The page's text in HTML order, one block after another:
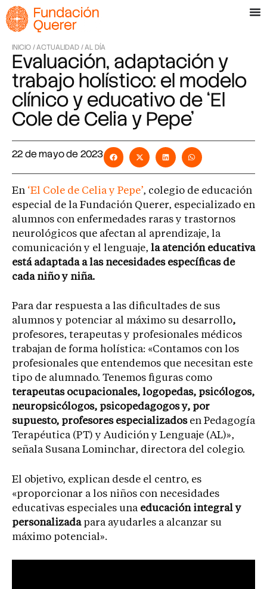
INICIO /ACTUALIDAD /AL DÍA
Evaluación, adaptación y
trabajo holístico: el modelo
clínico y educativo de ‘El
Cole de Celia y Pepe’
22 de mayo de 2023
En ‘El Cole de Celia y Pepe’, colegio de educación
especial de la Fundación Querer, especializado en
alumnos con enfermedades raras y trastornos
neurológicos que afectan al aprendizaje, la
comunicación y el lenguaje, la atención educativa
está adaptada a las necesidades específicas de
cada niño y niña.
Para dar respuesta a las dificultades de sus
alumnos y potenciar al máximo su desarrollo,
profesores, terapeutas y profesionales médicos
trabajan de forma holística: «Contamos con los
profesionales que entendemos que necesitan este
tipo de alumnado. Tenemos figuras como
terapeutas ocupacionales, logopedas, psicólogos,
neuropsicólogos, psicopedagogos y, por
supuesto, profesores especializadosen Pedagogía
Terapéutica (PT) y Audición y Lenguaje (AL)»,
señala Susana Lominchar, directora del colegio.
El objetivo, explican desde el centro, es
«proporcionar a los niños con necesidades
educativas especiales una educación integral y
personalizadapara ayudarles a alcanzar su
máximo potencial».